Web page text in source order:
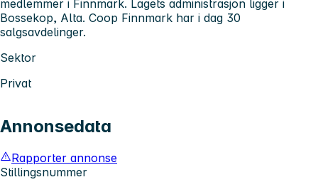
medlemmer i Finnmark. Lagets administrasjon ligger i
Bossekop, Alta. Coop Finnmark har i dag 30
salgsavdelinger.
Sektor
Privat
Annonsedata
Rapporter annonse
Stillingsnummer